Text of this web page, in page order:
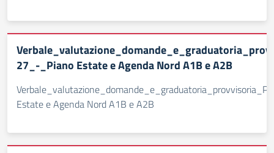
27_-_Piano Estate e Agenda Nord A1B e A2B
Estate e Agenda Nord A1B e A2B